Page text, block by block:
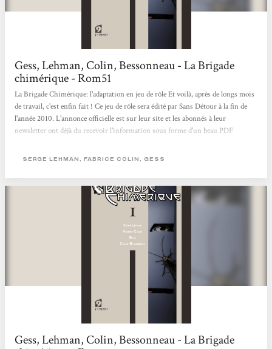
Gess, Lehman, Colin, Bessonneau - La Brigade
chimérique - Rom51
La Brigade Chimérique: l'adaptation en jeu de rôle Et voilà, après de longs mois
de travail, c'est enfin fait ! Ce jeu de rôle sera édité par Sans Détour à la fin de
l'année 2010. L'annonce officielle est sur leur site et les abonnés à leur
newsletter ont déjà du recevoir l'information sous forme d'un beau PDF
plusieurs personnes : - Tout d'abord les auteurs de la BD eux-même (alias le
SERGE LEHMAN, FABRICE COLIN, GESS
Gess, Lehman, Colin, Bessonneau - La Brigade